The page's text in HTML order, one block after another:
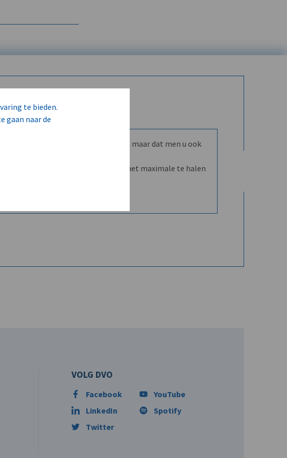
te bieden.
gaan naar de
de dVO community leren kennen maar dat men u ook
voor €72/mnd en dVO helpt u het maximale te halen
VOLG DVO
Facebook
LinkedIn
Twitter
YouTube
Spotify